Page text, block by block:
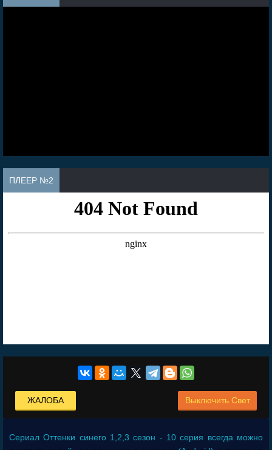
ПЛЕЕР №2
Выключить Свет
ЖАЛОБА
СериалОттенки синего 1,2,3 сезон - 10 серия всегда можно